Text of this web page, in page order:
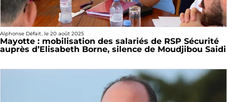
Alphonse Défait, le 20 août 2025
Mayotte : mobilisation des salariés de RSP Sécurité
auprès d’Elisabeth Borne, silence de Moudjibou Saidi